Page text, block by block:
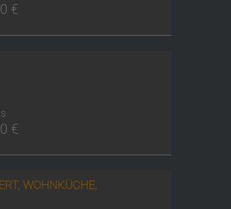
€
€
WOHNKÜCHE,